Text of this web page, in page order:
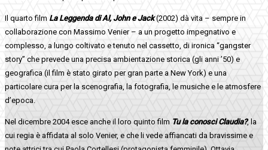
Il quarto film La Leggenda di Al, John e Jack(2002) dà vita – sempre in
collaborazione con Massimo Venier – a un progetto impegnativo e
complesso, a lungo coltivato e tenuto nel cassetto, di ironica “gangster
story” che prevede una precisa ambientazione storica (gli anni ’50) e
geografica (il film è stato girato per gran parte a New York) e una
particolare cura per la scenografia, la fotografia, le musiche e le atmosfere
d’epoca.
Nel dicembre 2004 esce anche il loro quinto film Tu la conosci Claudia?, la
cui regia è affidata al solo Venier, e che li vede affiancati da bravissime e